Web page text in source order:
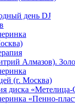
день DJ
Алмазов).
(г. Москва)
диска
«Пенно-